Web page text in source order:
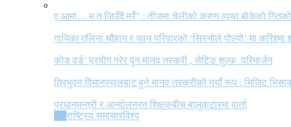
ए आमा… म त जिउँदै मरेँ” : तीजमा चेलीको करुण व्यथा बोकेको गितको
गायिका एलिना चौहान र पवन परिवारको ‘सिस्नोले पोल्यो’ मा
कोड वर्ड’ प्रयोग गरेर पुन मानव तस्करी , सेटिङ शुल्क परिमार्जन
त्रिभुवन विमानस्थलबाट हुने मानव तस्करीको नयाँ रूप : भिजिट
प्रधानमन्त्री र आन्दोलनरत शिक्षकबीच बालुवाटारमा वार्ता
राष्ट्रिय समाचारविश्व